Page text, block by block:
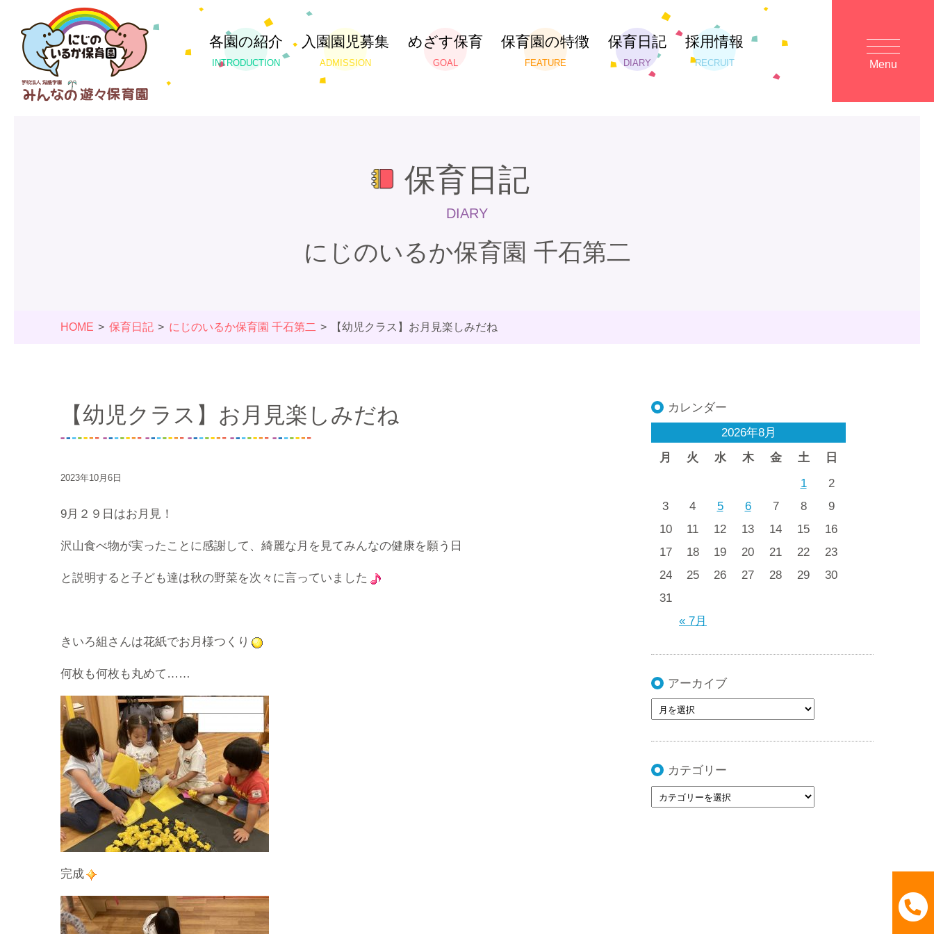
各園の紹介
INTRODUCTION
入園園児募集
ADMISSION
めざす保育
GOAL
保育園の特徴
FEATURE
保育日記
DIARY
採用情報
RECRUIT Menu
保育日記
DIARY
にじのいるか保育園 千石第二
HOME 保育日記 にじのいるか保育園 千石第二 【幼児クラス】お月見楽しみだね
【幼児クラス】お月見楽しみだね
2023年10月6日
9月２９日はお月見！
沢山食べ物が実ったことに感謝して、綺麗な月を見てみんなの健康を願う日
と説明すると子ども達は秋の野菜を次々に言っていました
きいろ組さんは花紙でお月様つくり
何枚も何枚も丸めて……
完成
カレンダー
2026年8月
月
火 水 木 金 土 日
« 7月
1
2
3
4 5 6 7 8
9
10
11 12 13 14 15
16
17
18 19 20 21 22
23
24
25 26 27 28 29
30
31
アーカイブ
カテゴリー